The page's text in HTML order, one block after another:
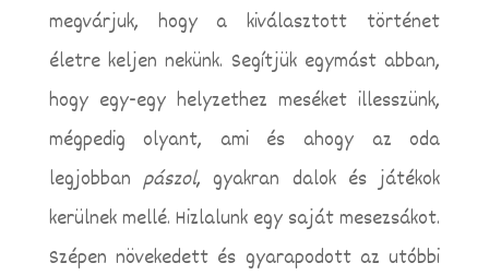
megvárjuk, hogy a kiválasztott történet
életre keljen nekünk. Segítjük egymást abban,
hogy egy-egy helyzethez meséket illesszünk,
mégpedig olyant, ami és ahogy az oda
legjobbanpászol, gyakran dalok és játékok
kerülnek mellé. Hizlalunk egy saját mesezsákot.
Szépen növekedett és gyarapodott az utóbbi